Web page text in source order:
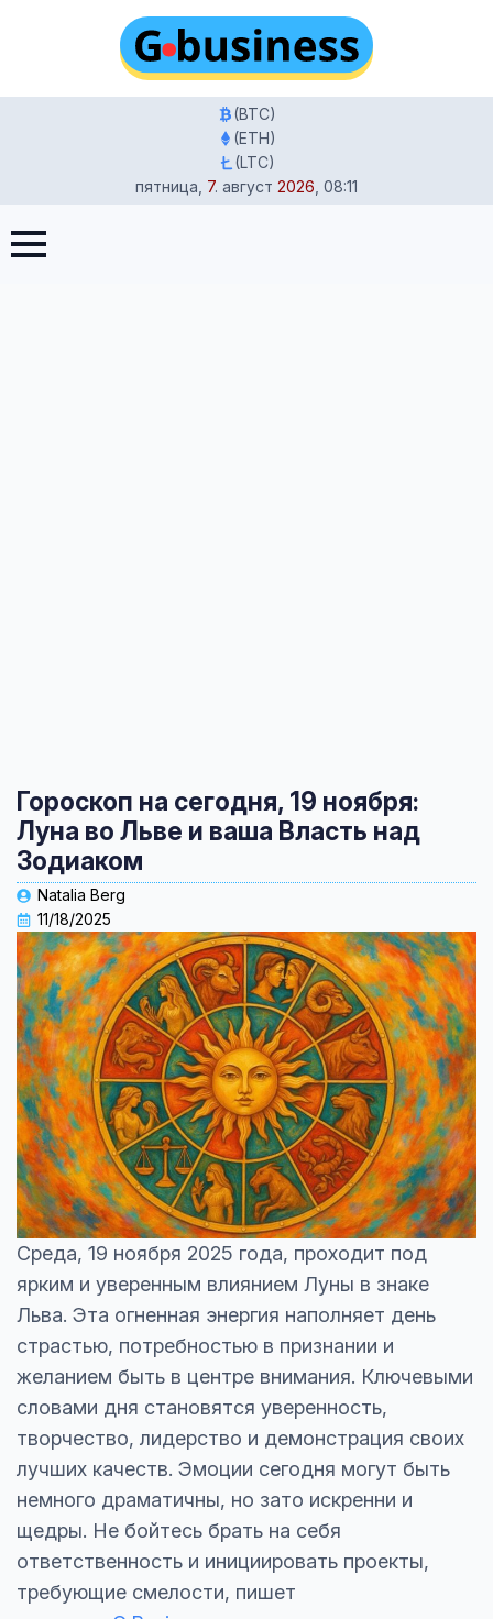
(BTC)
(ETH)
(LTC)
пятница 7. август 2026 08:11
Главная
ноября: Луна во Льве и ваша Власть над Зодиаком
Гороскоп на сегодня, 19 ноября:
Луна во Льве и ваша Власть над
Зодиаком
Natalia Berg
11/18/2025
Среда, 19 ноября 2025 года, проходит под
ярким и уверенным влиянием Луны в знаке
Льва. Эта огненная энергия наполняет день
страстью, потребностью в признании и
желанием быть в центре внимания. Ключевыми
словами дня становятся уверенность,
творчество, лидерство и демонстрация своих
лучших качеств. Эмоции сегодня могут быть
немного драматичны, но зато искренни и
щедры. Не бойтесь брать на себя
ответственность и инициировать проекты,
требующие смелости, пишет